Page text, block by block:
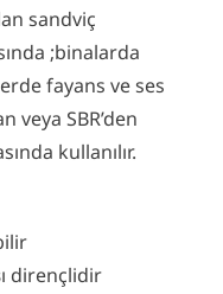
sandviç
;binalarda
fayans ve ses
veya SBR’den
kullanılır.
dirençlidir